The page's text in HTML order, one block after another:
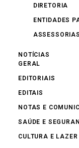
DIRETORIA
ENTIDADES
ASSESSORIAS
NOTÍCIAS
GERAL
EDITORIAIS
EDITAIS
NOTAS E
SAÚDE E
CULTURA E LAZER